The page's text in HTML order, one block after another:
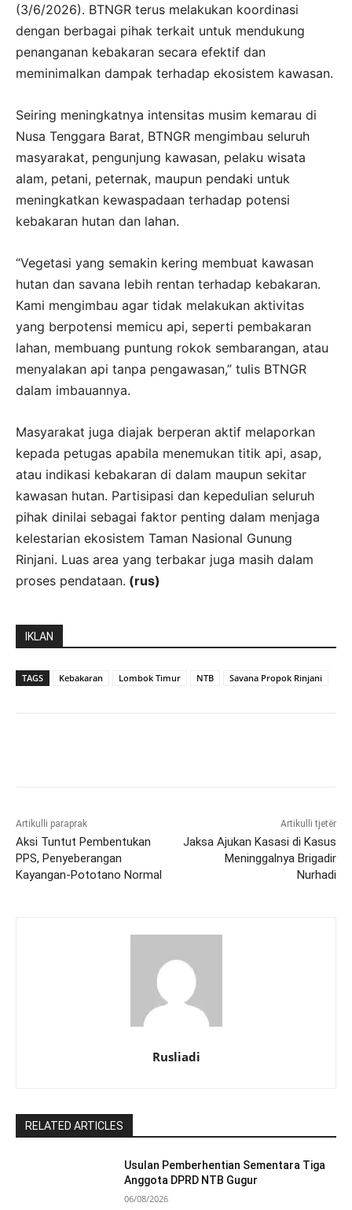
(3/6/2026). BTNGR terus melakukan koordinasi
dengan berbagai pihak terkait untuk mendukung
penanganan kebakaran secara efektif dan
meminimalkan dampak terhadap ekosistem kawasan.
Seiring meningkatnya intensitas musim kemarau di
Nusa Tenggara Barat, BTNGR mengimbau seluruh
masyarakat, pengunjung kawasan, pelaku wisata
alam, petani, peternak, maupun pendaki untuk
meningkatkan kewaspadaan terhadap potensi
kebakaran hutan dan lahan.
“Vegetasi yang semakin kering membuat kawasan
hutan dan savana lebih rentan terhadap kebakaran.
Kami mengimbau agar tidak melakukan aktivitas
yang berpotensi memicu api, seperti pembakaran
lahan, membuang puntung rokok sembarangan, atau
menyalakan api tanpa pengawasan,” tulis BTNGR
dalam imbauannya.
Masyarakat juga diajak berperan aktif melaporkan
kepada petugas apabila menemukan titik api, asap,
atau indikasi kebakaran di dalam maupun sekitar
kawasan hutan. Partisipasi dan kepedulian seluruh
pihak dinilai sebagai faktor penting dalam menjaga
kelestarian ekosistem Taman Nasional Gunung
Rinjani. Luas area yang terbakar juga masih dalam
proses pendataan. (rus)
IKLAN
TAGS Kebakaran Lombok Timur NTB Savana Propok Rinjani
Artikulli paraprak
Aksi Tuntut Pembentukan
PPS, Penyeberangan
Kayangan-Pototano Normal
Artikulli tjetër
Jaksa Ajukan Kasasi di Kasus
Meninggalnya Brigadir
Nurhadi
Rusliadi
RELATED ARTICLES
Usulan Pemberhentian Sementara Tiga
Anggota DPRD NTB Gugur
06/08/2026